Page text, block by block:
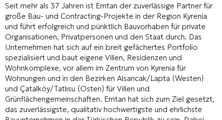
Seit mehr als 37 Jahren ist Emtan der zuverlässige Partner für
große Bau- und Contracting-Projekte in der Region Kyrenia
und führt erfolgreich und pünktlich Bauvorhaben für private
Organisationen, Privatpersonen und den Staat durch. Das
Unternehmen hat sich auf ein breit gefächertes Portfolio
spezialisiert und baut eigene Villen, Residenzen und
Wohnkomplexe, vor allem im Zentrum von Kyrenia für
Wohnungen und in den Bezirken Alsancak/Lapta (Westen)
und Çatalköy/Tatlısu (Osten) für Villen und
Grünflächengemeinschaften. Emtan hat sich zum Ziel gesetzt,
das zuverlässigste, qualitativ hochwertigste und ehrlichste